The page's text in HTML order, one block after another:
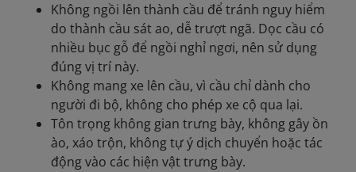
Không ngồi lên thành cầu để tránh nguy hiểm
do thành cầu sát ao, dễ trượt ngã. Dọc cầu có
nhiều bục gỗ để ngồi nghỉ ngơi, nên sử dụng
đúng vị trí này.
Không mang xe lên cầu, vì cầu chỉ dành cho
người đi bộ, không cho phép xe cộ qua lại.
Tôn trọng không gian trưng bày, không gây ồn
ào, xáo trộn, không tự ý dịch chuyển hoặc tác
động vào các hiện vật trưng bày.